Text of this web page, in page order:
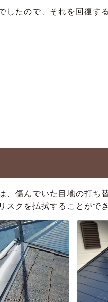
たので、それを回復す
傷んでいた目地の打ち
クを払拭することがで